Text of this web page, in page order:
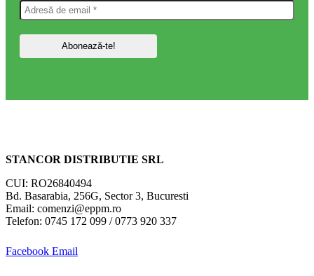
STANCOR DISTRIBUTIE SRL
CUI: RO26840494
Bd. Basarabia, 256G, Sector 3, Bucuresti
Email: comenzi@eppm.ro
Telefon: 0745 172 099 / 0773 920 337
Facebook Email